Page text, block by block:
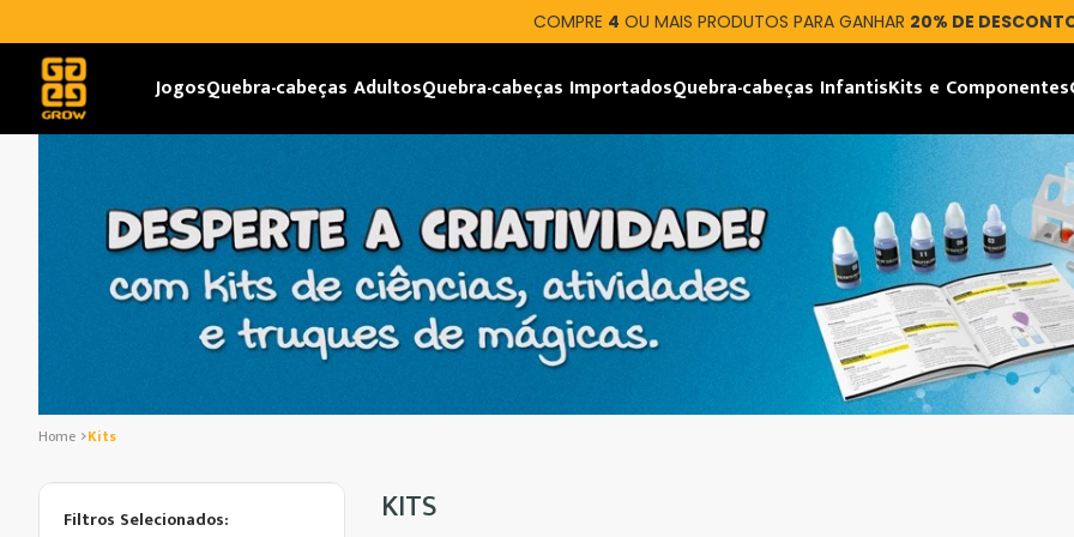
COMPRE 4 OU MAIS PRODUTOS PARA GANHAR 20% DE
JogosQuebra-cabeças AdultosQuebra-cabeças ImportadosQuebra-cabeças InfantisKits e Componentes
Kits
KITS